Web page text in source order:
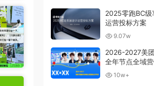
2025零跑BC级
运营投标方案
9.07w
2026-2027美
全年节点全域
案 10w+